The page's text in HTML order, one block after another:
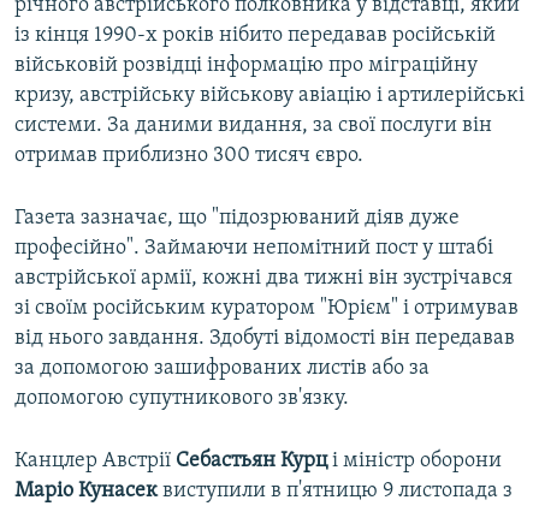
річного австрійського полковника у відставці, який
із кінця 1990-х років нібито передавав російській
військовій розвідці інформацію про міграційну
кризу, австрійську військову авіацію і артилерійські
системи. За даними видання, за свої послуги він
отримав приблизно 300 тисяч євро.
Газета зазначає, що "підозрюваний діяв дуже
професійно". Займаючи непомітний пост у штабі
австрійської армії, кожні два тижні він зустрічався
зі своїм російським куратором "Юрієм" і отримував
від нього завдання. Здобуті відомості він передавав
за допомогою зашифрованих листів або за
допомогою супутникового зв'язку.
Канцлер Австрії Себастьян Курці міністр оборони
Маріо Кунасеквиступили в п'ятницю 9 листопада з